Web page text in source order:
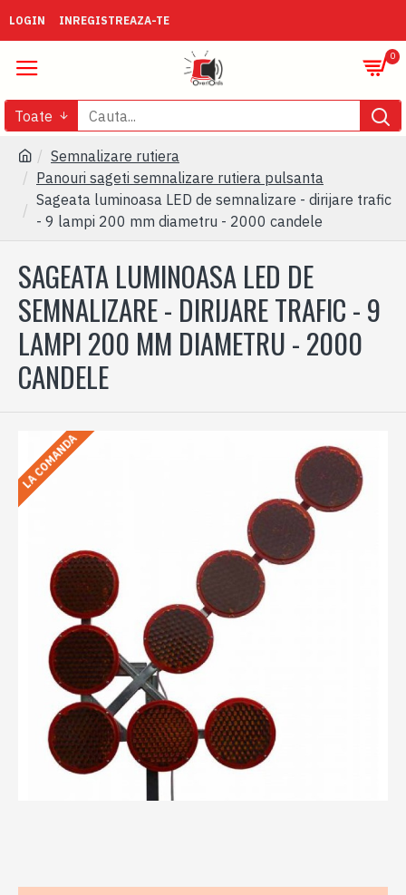
LOGIN INREGISTREAZA-TE
0
Toate
Semnalizare rutiera
Panouri sageti semnalizare rutiera pulsanta
Sageata luminoasa LED de semnalizare - dirijare trafic
- 9 lampi 200 mm diametru - 2000 candele
SAGEATA LUMINOASA LED DE
SEMNALIZARE - DIRIJARE TRAFIC - 9
LAMPI 200 MM DIAMETRU - 2000
CANDELE
LA COMANDA